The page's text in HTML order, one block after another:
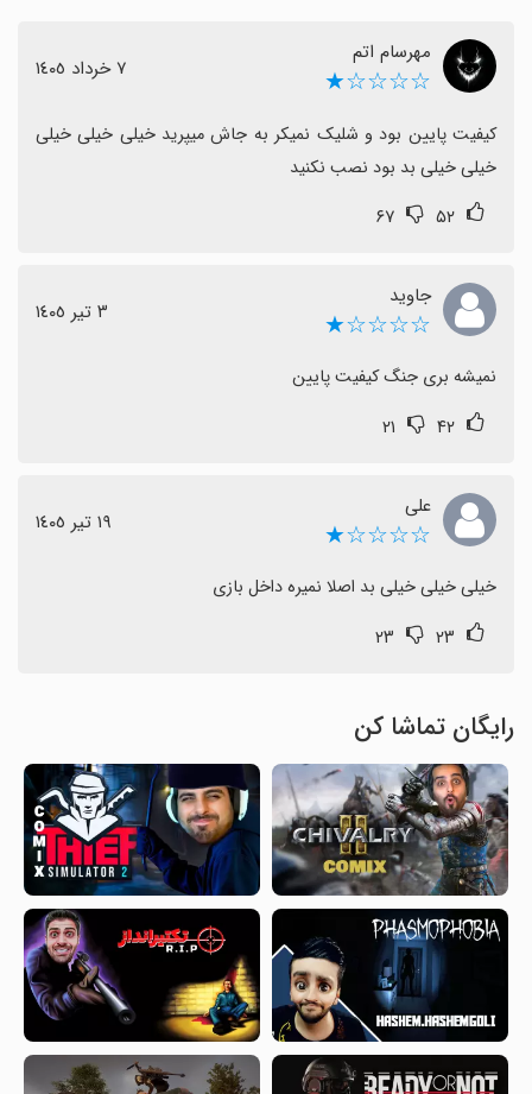
یا بارگذاری نمی‌کند؛ این به نظر می‌رسد یک محدودیت
موقت باشد و ممکن است با به‌روزرسانی‌ها解决 شود.
بعضی کاربران مکرراً با ماینکرفت مقایسه می‌کنند، اما به طور
کلی دیدگاه‌ها حول سرگرمی و حس خوب بازی می‌چرخد.
نوستالژیک و سرگرم‌کننده هستید، این بازی گزینه‌ای مناسب
مهرسام اتم
☆☆☆☆★ ٧ خرداد ١٤٠٥
خيلی خيلی بد بود نصب نکنید
۵۲ ۶۷
جاوید
☆☆☆☆★ ٣ تیر ١٤٠٥
نمیشه بری جنگ کیفیت پایین
۴۲ ۲۱
علی
☆☆☆☆★ ١٩ تیر ١٤٠٥
خیلی خیلی خیلی بد اصلا نمیره داخل بازی
۲۳ ۲۳
رایگان تماشا کن